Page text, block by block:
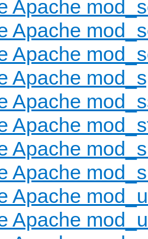
Apache
Apache
Apache
Apache
Apache
Apache
Apache
Apache
Apache
Apache